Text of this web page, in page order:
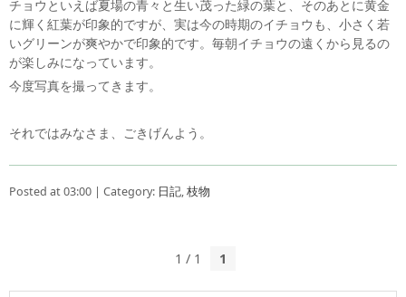
チョウといえば夏場の青々と生い茂った緑の葉と、そのあとに黄金
に輝く紅葉が印象的ですが、実は今の時期のイチョウも、小さく若
いグリーンが爽やかで印象的です。毎朝イチョウの遠くから見るの
が楽しみになっています。
今度写真を撮ってきます。
それではみなさま、ごきげんよう。
Posted at 03:00 | Category: 日記,枝物
1 / 1 1